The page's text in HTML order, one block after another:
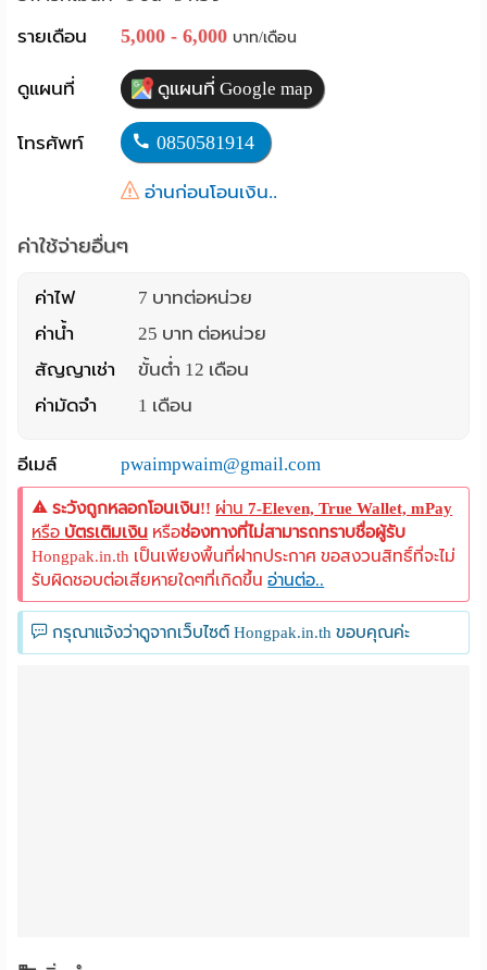
Language
รายเดือน
5,000 - 6,000 บาท/เดือน
ดูแผนที่ ดูแผนที่ Google map
โทรศัพท์ 0850581914
อ่านก่อนโอนเงิน..
ค่าใช้จ่ายอื่นๆ
ค่าไฟ
7 บาทต่อหน่วย
ค่าน้ำ
25 บาท ต่อหน่วย
สัญญาเช่า
ขั้นต่ำ 12 เดือน
ค่ามัดจำ
1 เดือน
อีเมล์ pwaimpwaim@gmail.com
ระวังถูกหลอกโอนเงิน!! ผ่าน7-Eleven, True Wallet, mPay
หรือ บัตรเติมเงิน หรือช่องทางที่ไม่สามารถทราบชื่อผู้รับ
Hongpak.in.th เป็นเพียงพื้นที่ฝากประกาศ ขอสงวนสิทธิ์ที่จะไม่
รับผิดชอบต่อเสียหายใดๆที่เกิดขึ้นอ่านต่อ..
กรุณาแจ้งว่าดูจากเว็บไซต์ Hongpak.in.th ขอบคุณค่ะ